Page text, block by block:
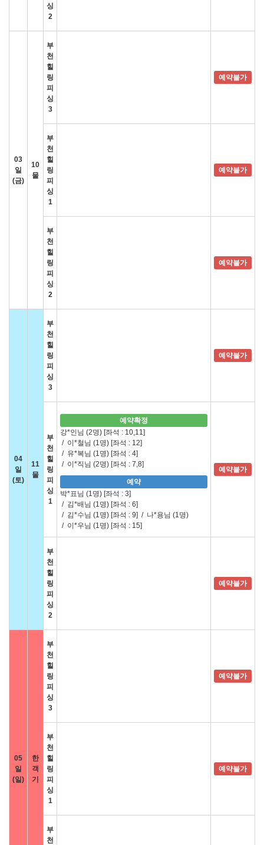
싱
2
03
일
(금)
10
물
부
천
힐
링
피
싱
3
예약불가
부
천
힐
링
피
싱
1
예약불가
부
천
힐
링
피
싱
2
예약불가
04
일
(토)
11
물
부
천
힐
링
피
싱
3
예약불가
부
천
힐
링
피
싱
1
예약확정
강*인님 (2명) [좌석 : 10,11]
/ 이*철님 (1명) [좌석 : 12]
/ 유*복님 (1명) [좌석 : 4]
/ 이*직님 (2명) [좌석 : 7,8]
예약
박*표님 (1명) [좌석 : 3]
/ 김*배님 (1명) [좌석 : 6]
/ 김*수님 (1명) [좌석 : 9] / 나*용님 (1명)
/ 이*우님 (1명) [좌석 : 15]
예약불가
부
천
힐
링
피
싱
2
예약불가
05
일
(일)
한
객
기
부
천
힐
링
피
싱
3
예약불가
부
천
힐
링
피
싱
1
예약불가
부
천